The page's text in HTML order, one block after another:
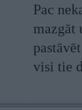
Pac
mazgāt
visi tie